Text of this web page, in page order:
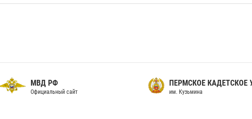
МВД РФ
Официальный сайт
ПЕРМСКОЕ КАДЕТСКОЕ
им. Кузьмина